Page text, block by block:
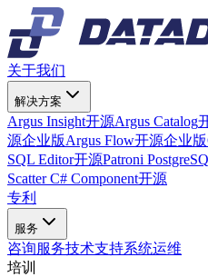
关于我们
解决方案
Argus Insight开源Argus Catalog
源企业版Argus Flow开源企业版
SQL Editor开源Patroni
Scatter C# Component开源
专利
服务
咨询服务技术支持系统运维
培训